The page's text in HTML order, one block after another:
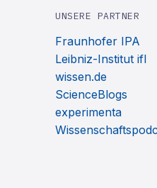
UNSERE PARTNER
Fraunhofer IPA
Leibniz-Institut ifl
wissen.de
ScienceBlogs
experimenta